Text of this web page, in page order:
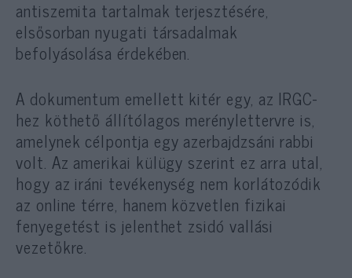
antiszemita tartalmak terjesztésére,
elsősorban nyugati társadalmak
befolyásolása érdekében.
A dokumentum emellett kitér egy, az IRGC-
hez köthető állítólagos merénylettervre is,
amelynek célpontja egy azerbajdzsáni rabbi
volt. Az amerikai külügy szerint ez arra utal,
hogy az iráni tevékenység nem korlátozódik
az online térre, hanem közvetlen fizikai
fenyegetést is jelenthet zsidó vallási
vezetőkre.